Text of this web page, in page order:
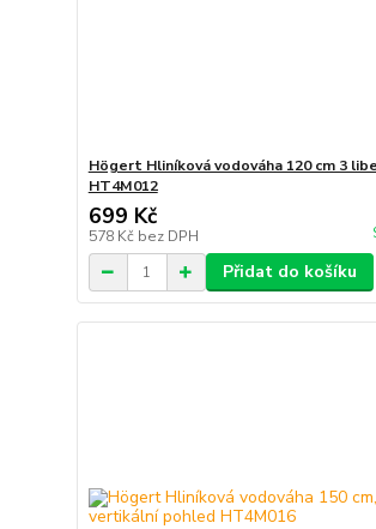
Högert Hliníková vodováha 120 cm 3
HT4M012
699 Kč
578 Kč bez DPH
Přidat do košíku